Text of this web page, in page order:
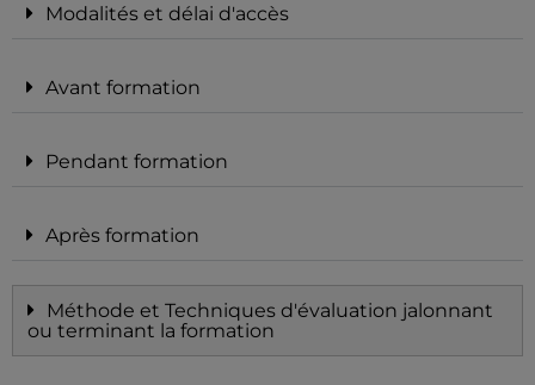
Modalités et délai d'accès
Avant formation
Pendant formation
Après formation
Méthode et Techniques d'évaluation jalonnant
ou terminant la formation